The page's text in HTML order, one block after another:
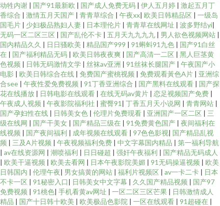
动牲内谢 | 国产91最新欧 | 国产成人免费无码 | 伊人五月婷 | 激起五月丁
香综合 | 激情五月天国产 | 青青草综合 | 午夜xx| 欧美日韩精品区 | 一级岛
国毛片 | 少妇极品熟妇人妻 | 日本理伦片 | 青青草在线网址 | 波多野结yi|
无码一区二区三区 | 国产乱伦不卡 | 五月天九九九九 | 男人欲色视频网站 |
国内精品久久 | 日日骚欧美 | 精品国产999 | 91蝌蚪91九色 | 国产91白丝
在 | 国产福利精品无码 | 欧美日韩夜夜爽 | 国产高清一二区 | 黑人巨茎黄
色视频 | 日韩无码激情文学 | 丝袜av亚洲 | 91丝袜长腿国产 | 午夜国产小
电影 | 欧美日韩综合在线 | 免费国产蜜桃视频 | 免费观看黃色A片 | 亚洲综
合see | 午夜性爱免费视频 | 91丁香亚洲综合 | 国产黑料在线观看 | 国产探
花在线播放 | 日韩电影在线观看 | 在线无码av黄片 | 恋足视频国产免费 |
午夜成人视频 | 午夜影院福利社 | 蜜臀91 | 丁香五月天小说网 | 青青网站 |
国产孕妇性在线 | 日韩美女色 | 伦理片免费现看 | 亚洲国产一区二区 | 三
级在线网 | 国产干美女 | 国产精品三级在 | 91免费黄色国产 | 夜间福利在
线视频 | 国产夜间福利 | 成年视频在线观看 | 97色色影视| 国产精品乱视
频 | 三及A片视频 | 午夜视频福利免费 | 中文字幕国内精品 | 第一福利导航
| av在线资源网 | 潮喷福利 | 日日碰超 | 强奸午夜福利 | 国产精品无码成人
| 欧美干逼视频 | 欧美去看网 | 日本午夜影院美媚 | 91无码操逼视频 | 欧美
日韩国内 | 伦理午夜| 男女搞黄的网站 | 福利片视频区 | av一卡二卡 | 日本
不卡一区 | 91秘密入口| 日韩美女中文字幕 | 久久国产精品视频 | 国产97
免费视频 | 91桃色| 手机看黄av网址 | 一区二区三区芒果 | 日韩激情成人
精品 | 国产十日韩十欧美 | 欧美极品色影院 | 一区在线观看 | 91超碰在 |